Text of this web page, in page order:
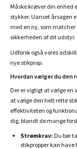
Måske kræver din enhed
stykker. Uanset årsagen
med en ny, som matcher
sikkerheden af dit udstyr.
Udforsk også vores
nye stikprop.
Hvordan vælger du
Der er vigtigt at vælge en
at vælge den helt rette
effektiviteten og
dig, blandt de mange
Strømkrav: Du bør
stikpropper kan